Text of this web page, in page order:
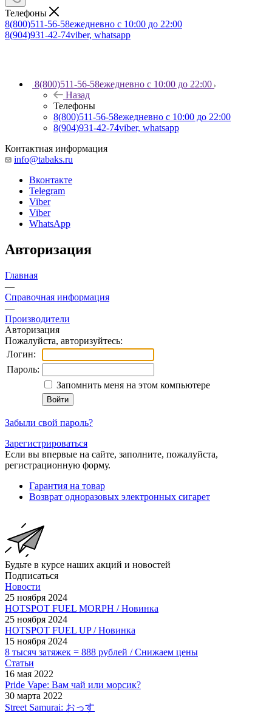
Телефоны
8(800)511-56-58ежедневно с 10:00 до 22:00
8(904)931-42-74viber, whatsapp
8(800)511-56-58ежедневно с 10:00 до 22:00
Назад
Телефоны
8(800)511-56-58ежедневно с 10:00 до 22:00
8(904)931-42-74viber, whatsapp
Контактная информация
info@tabaks.ru
Вконтакте
Telegram
Viber
Viber
WhatsApp
Авторизация
Главная
—
Справочная информация
—
Производители
Авторизация
Пожалуйста, авторизуйтесь:
Логин:
Пароль:
Запомнить меня на этом компьютере
Забыли свой пароль?
Зарегистрироваться
Если вы впервые на сайте, заполните, пожалуйста,
регистрационную форму.
Гарантия на товар
Возврат одноразовых электронных сигарет
Будьте в курсе наших акций и новостей
Подписаться
Новости
25 ноября 2024
HOTSPOT FUEL MORPH / Новинка
25 ноября 2024
HOTSPOT FUEL UP / Новинка
15 ноября 2024
8 тысяч затяжек = 888 рублей / Снижаем цены
Статьи
16 мая 2022
Pride Vape: Вам чай или морсик?
30 марта 2022
Street Samurai: おっす